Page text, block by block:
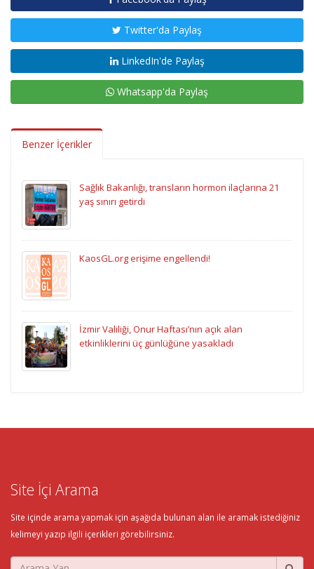
Twitter'da Paylaş
LinkedIn'de Paylaş
Whatsapp'da Paylaş
Benzer İçerikler
Sağlık Bakanlığı, transların hormon ilaçlarına 21
yaş sınırı getirdi
KaosGL.org erişime engellendi!
İzmir Valiliği, Onur Haftası’nın açık alan
etkinliklerini üç günlüğüne yasakladı
Site İçi Arama
Site içinde arama yapmak için aşağıda bulunan alan ile aramak istediğiniz
kelimeyi yazıp ilgili içerikleri görebilirsiniz.